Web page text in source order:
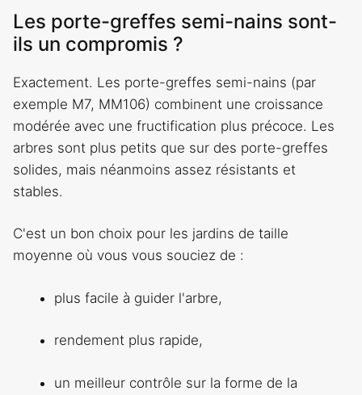
Les porte-greffes semi-nains sont-
ils un compromis ?
Exactement. Les porte-greffes semi-nains (par
exemple M7, MM106) combinent une croissance
modérée avec une fructification plus précoce. Les
arbres sont plus petits que sur des porte-greffes
solides, mais néanmoins assez résistants et
stables.
C'est un bon choix pour les jardins de taille
moyenne où vous vous souciez de :
plus facile à guider l'arbre,
rendement plus rapide,
un meilleur contrôle sur la forme de la